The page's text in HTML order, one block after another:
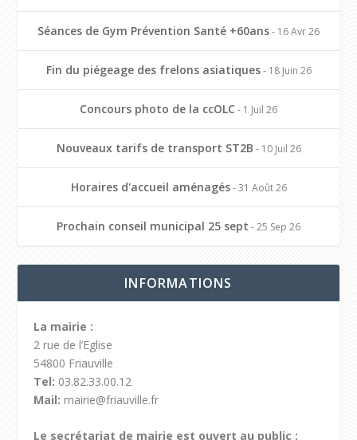
Séances de Gym Prévention Santé +60ans- 16 Avr 26
Fin du piégeage des frelons asiatiques- 18 Juin 26
Concours photo de la ccOLC - 1 Juil 26
Nouveaux tarifs de transport ST2B - 10 Juil 26
Horaires d'accueil aménagés- 31 Août 26
Prochain conseil municipal 25 sept - 25 Sep 26
INFORMATIONS
La mairie :
2 rue de l’Eglise
54800 Friauville
Tel: 03.82.33.00.12
Mail: mairie@friauville.fr
Le secrétariat de mairie est ouvert au public :